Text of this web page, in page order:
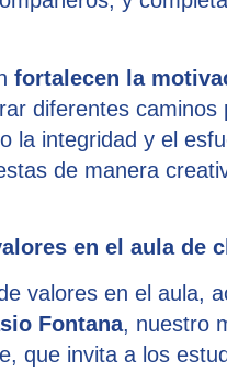
fortalecen la
diferentes
la integridad y el
de manera
en el aula de
valores en el aula,
Fontana, nuestro
que invita a los